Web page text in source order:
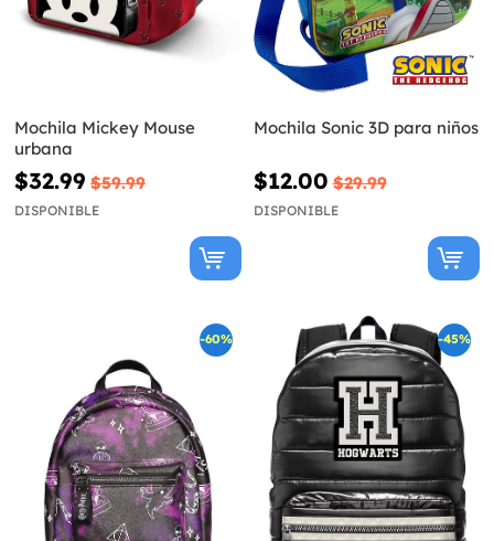
Mochila Mickey Mouse
urbana
$32.99 $59.99
DISPONIBLE
Mochila Sonic 3D para niños
$12.00 $29.99
DISPONIBLE
-60% -45%